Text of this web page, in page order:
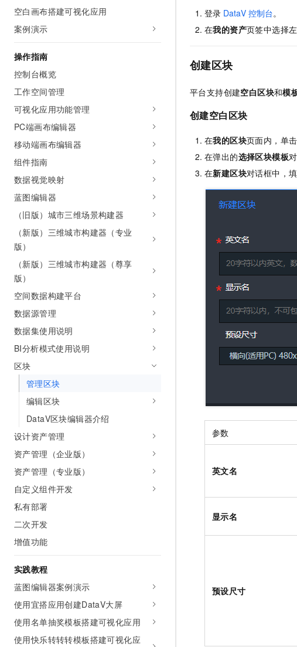
空白画布搭建可视化应用
案例演示
操作指南
控制台概览
工作空间管理
可视化应用功能管理
PC端画布编辑器
移动端画布编辑器
组件指南
数据视觉映射
蓝图编辑器
（旧版）城市三维场景构建器
（新版）三维城市构建器（专业
版）
（新版）三维城市构建器（尊享
版）
空间数据构建平台
数据源管理
数据集使用说明
BI分析模式使用说明
区块
管理区块
编辑区块
DataV区块编辑器介绍
设计资产管理
资产管理（企业版）
资产管理（专业版）
自定义组件开发
私有部署
二次开发
增值功能
实践教程
蓝图编辑器案例演示
使用宜搭应用创建DataV大屏
使用名单抽奖模板搭建可视化应用
使用快乐转转转模板搭建可视化应
登录 DataV 控制台。
在我的资产页签中选择
创建区块
平台支持创建空白区块和模
创建空白区块
在我的区块页面内，单击
在弹出的选择区块模板
在新建区块对话框中，
参数
英文名
显示名
预设尺寸
千问AI平台-Token Plan NEW
千问AI平台-模型体验
大模型解决方案
数据库
媒体服务
企业服务与云通信
域名与网站
终端用户计算
Serverless
开发工具
迁移与运维管理
专有云
上云与迁云
企业出海
政企业务
产品新客免费试用，最长12个月
大模型ACA认证体验
生态解决方案
开发者生态解决方案
AI 开发和 AI 应用解决方案